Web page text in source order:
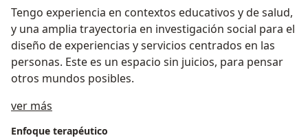
Tengo experiencia en contextos educativos y de salud,
y una amplia trayectoria en investigación social para el
diseño de experiencias y servicios centrados en las
personas. Este es un espacio sin juicios, para pensar
otros mundos posibles.
ver más
Enfoque terapéutico